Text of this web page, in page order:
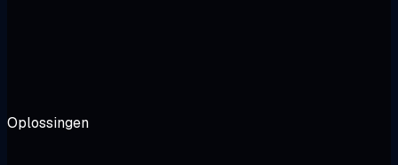
Oplossingen